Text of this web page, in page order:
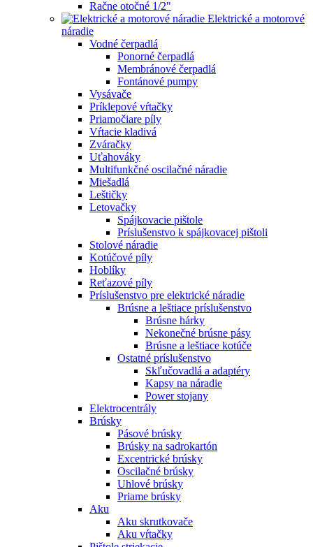
Račne otočné 1/2"
Elektrické a motorové
náradie
Vodné čerpadlá
Ponorné čerpadlá
Membránové čerpadlá
Fontánové pumpy
Vysávače
Príklepové vŕtačky
Priamočiare píly
Vŕtacie kladivá
Zváračky
Uťahováky
Multifunkčné oscilačné náradie
Miešadlá
Leštičky
Letovačky
Spájkovacie pištole
Príslušenstvo k spájkovacej pištoli
Stolové náradie
Kotúčové píly
Hoblíky
Reťazové píly
Príslušenstvo pre elektrické náradie
Brúsne a leštiace príslušenstvo
Brúsne hárky
Nekonečné brúsne pásy
Brúsne a leštiace kotúče
Ostatné príslušenstvo
Skľučovadlá a adaptéry
Kapsy na náradie
Power stojany
Elektrocentrály
Brúsky
Pásové brúsky
Brúsky na sadrokartón
Excentrické brúsky
Oscilačné brúsky
Uhlové brúsky
Priame brúsky
Aku
Aku skrutkovače
Aku vŕtačky